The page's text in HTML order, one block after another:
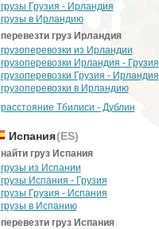
грузы Грузия - Ирландия
грузы в Ирландию
перевезти груз Ирландия
грузоперевозки из Ирландии
грузоперевозки Ирландия - Грузия
грузоперевозки Грузия - Ирландия
грузоперевозки в Ирландию
расстояние Тбилиси - Дублин
Испания(ES)
найти груз Испания
грузы из Испании
грузы Испания - Грузия
грузы Грузия - Испания
грузы в Испанию
перевезти груз Испания